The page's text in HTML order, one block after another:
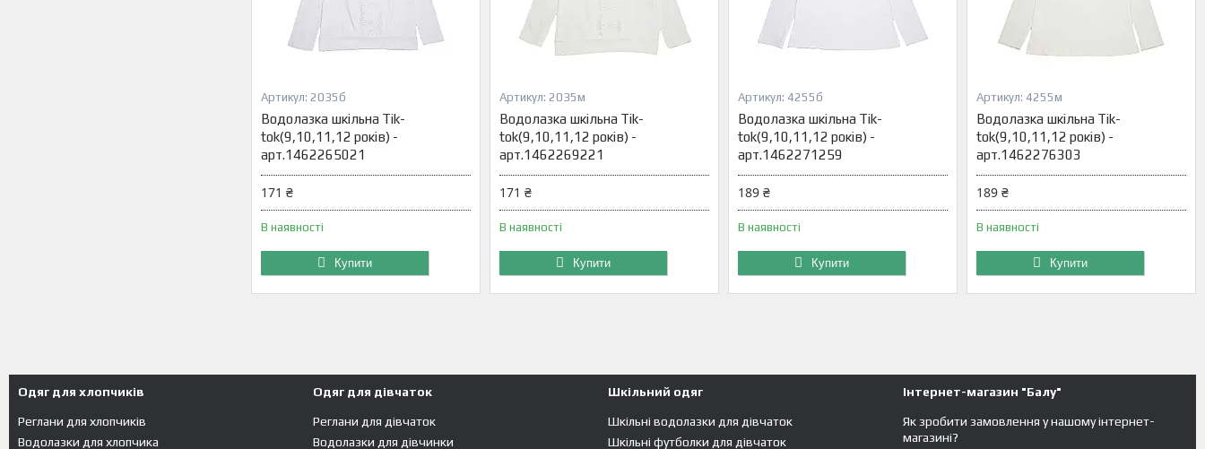
2035б
Водолазка шкільна Tik-
tok(9,10,11,12 років) -
арт.1462265021
171 ₴
В наявності
Купити
2035м
Водолазка шкільна Tik-
tok(9,10,11,12 років) -
арт.1462269221
171 ₴
В наявності
Купити
4255б
Водолазка шкільна Tik-
tok(9,10,11,12 років) -
арт.1462271259
189 ₴
В наявності
Купити
4255м
Водолазка шкільна Tik-
tok(9,10,11,12 років) -
арт.1462276303
189 ₴
В наявності
Купити
Одяг для хлопчиків
Реглани для хлопчиків
Водолазки для хлопчика
Одяг для дівчаток
Реглани для дівчаток
Водолазки для дівчинки
Шкільний одяг
Шкільні водолазки для дівчаток
Шкільні футболки для дівчаток
Інтернет-магазин "Балу"
Як зробити замовлення у нашому інтернет-
магазині?